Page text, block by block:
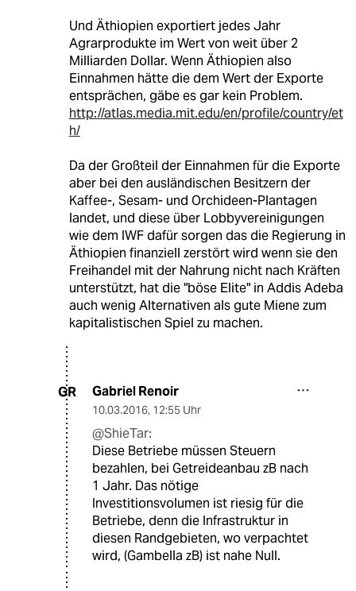
Und Äthiopien exportiert jedes Jahr
Agrarprodukte im Wert von weit über 2
Milliarden Dollar. Wenn Äthiopien also
Einnahmen hätte die dem Wert der Exporte
entsprächen, gäbe es gar kein Problem.
http://atlas.media.mit.edu/en/profile/country/et
h/
Da der Großteil der Einnahmen für die Exporte
aber bei den ausländischen Besitzern der
Kaffee-, Sesam- und Orchideen-Plantagen
landet, und diese über Lobbyvereinigungen
wie dem IWF dafür sorgen das die Regierung in
Äthiopien finanziell zerstört wird wenn sie den
Freihandel mit der Nahrung nicht nach Kräften
unterstützt, hat die "böse Elite" in Addis Adeba
auch wenig Alternativen als gute Miene zum
kapitalistischen Spiel zu machen.
GR Gabriel Renoir
10.03.2016, 12:55 Uhr
@ShieTar:
Diese Betriebe müssen Steuern
bezahlen, bei Getreideanbau zB nach
1 Jahr. Das nötige
Investitionsvolumen ist riesig für die
Betriebe, denn die Infrastruktur in
diesen Randgebieten, wo verpachtet
wird, (Gambella zB) ist nahe Null.